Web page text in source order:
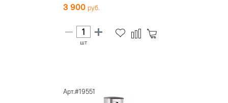
3 900
шт
Арт.#19551